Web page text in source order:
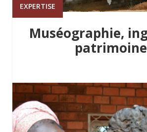
EXPERTISE
Muséographie,
patrimoine